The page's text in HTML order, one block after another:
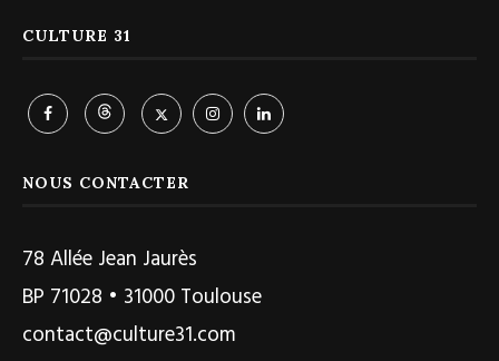
CULTURE 31
NOUS CONTACTER
78 Allée Jean Jaurès
BP 71028 • 31000 Toulouse
contact@culture31.com